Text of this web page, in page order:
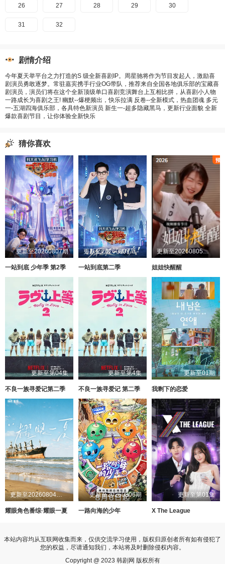
26 27 28 29 30
31 32
剧情介绍
今年夏天举平台之力打造的S 级全新喜剧IP。周星驰将作为节目发起人，激励喜
剧演员勇敢逐梦。常驻嘉宾携手行业OG带队，推荐来自全国各地俱乐部的宝藏喜
剧演员，演员们将在这个全新顶级单口喜剧竞演舞台上互相比拼，从喜剧小人物
一路成长为喜剧之王! 幽默--爆梗频出，快乐拉满 反卷--全新模式，热血团魂 多元
一-五湖四海俱乐部，各具特色新演员 新生一-超多隐藏黑马，更新行业面貌 全新
爆款喜剧节目，让你体验全新快乐
猜你喜欢
更新至20260807期
一站到底 少年季 第2季
更新至20260807第1期
一站到底第二季
更新至20260805第1期加更
姐姐快醒醒
更新至第04集
不良一族寻爱记第二季
更新至第4集
不良一族寻爱记 第二季
更新至01期
我剩下的恋爱
更新至20260804第1期
耀眼角色番综·耀眼一夏
更新至20260806期
一路向海的少年
更新至第01集
X The League
本站内容均从互联网收集而来，仅供交流学习使用，版权归原创者所有如有侵犯了
您的权益，尽请通知我们，本站将及时删除侵权内容。
Copyright @ 2023 韩剧网 版权所有